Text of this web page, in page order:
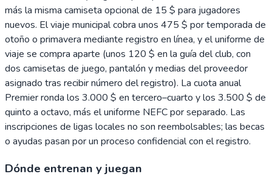
más la misma camiseta opcional de 15 $ para jugadores
nuevos. El viaje municipal cobra unos 475 $ por temporada de
otoño o primavera mediante registro en línea, y el uniforme de
viaje se compra aparte (unos 120 $ en la guía del club, con
dos camisetas de juego, pantalón y medias del proveedor
asignado tras recibir número del registro). La cuota anual
Premier ronda los 3.000 $ en tercero–cuarto y los 3.500 $ de
quinto a octavo, más el uniforme NEFC por separado. Las
inscripciones de ligas locales no son reembolsables; las becas
o ayudas pasan por un proceso confidencial con el registro.
Dónde entrenan y juegan